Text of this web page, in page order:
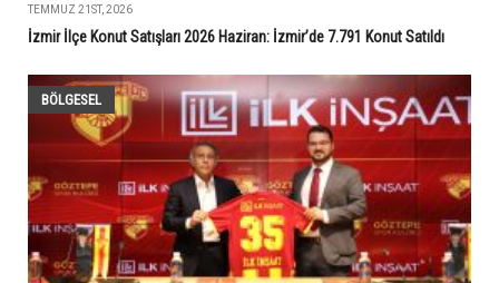
TEMMUZ 21ST, 2026
İzmir İlçe Konut Satışları 2026 Haziran: İzmir’de 7.791 Konut Satıldı
BÖLGESEL